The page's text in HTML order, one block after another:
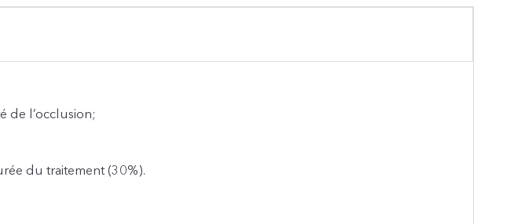
de l’occlusion;
du traitement (30%).